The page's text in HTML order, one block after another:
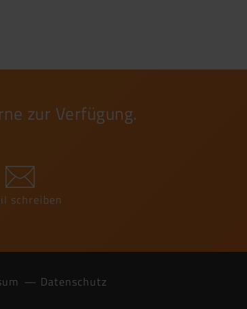
zur Verfügung.
schreiben
Datenschutz